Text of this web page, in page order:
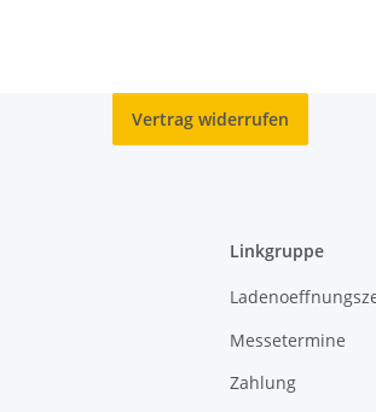
Vertrag widerrufen
Linkgruppe
Messetermine
Zahlung